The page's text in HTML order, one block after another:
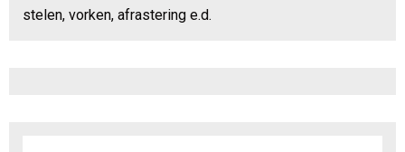
stelen, vorken, afrastering e.d.